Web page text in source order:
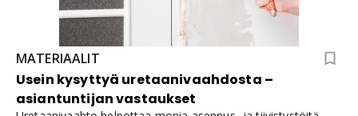
MATERIAALIT
Usein kysyttyä uretaanivaahdosta –
asiantuntijan vastaukset